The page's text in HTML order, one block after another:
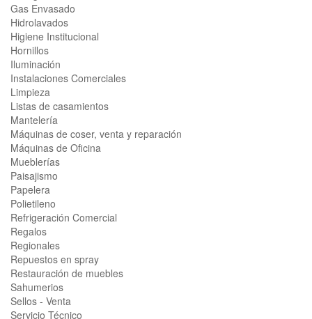
Gas Envasado
Hidrolavados
Higiene Institucional
Hornillos
Iluminación
Instalaciones Comerciales
Limpieza
Listas de casamientos
Mantelería
Máquinas de coser, venta y reparación
Máquinas de Oficina
Mueblerías
Paisajismo
Papelera
Polietileno
Refrigeración Comercial
Regalos
Regionales
Repuestos en spray
Restauración de muebles
Sahumerios
Sellos - Venta
Servicio Técnico